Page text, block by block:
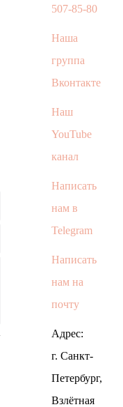
507-85-80
Наша
группа
Вконтакте
Наш
YouTube
канал
Написать
нам в
Telegram
Написать
нам на
почту
Адрес:
г. Санкт-
Петербург,
Взлётная